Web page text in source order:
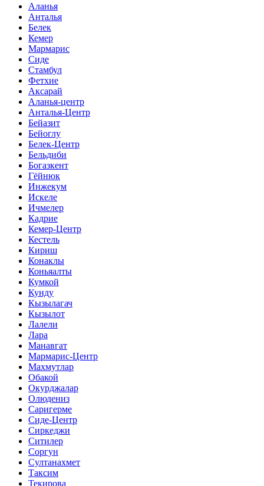
Аланья
Анталья
Белек
Кемер
Мармарис
Сиде
Стамбул
Фетхие
Аксарай
Аланья-центр
Анталья-Центр
Бейазит
Бейоглу
Белек-Центр
Бельдиби
Богазкент
Гёйнюк
Инжекум
Искеле
Ичмелер
Кадрие
Кемер-Центр
Кестель
Кириш
Конаклы
Коньяалты
Кумкой
Кунду
Кызылагач
Кызылот
Лалели
Лара
Манавгат
Мармарис-Центр
Махмутлар
Обакой
Окурджалар
Олюдениз
Саригерме
Сиде-Центр
Сиркеджи
Ситилер
Соргун
Султанахмет
Таксим
Текирова